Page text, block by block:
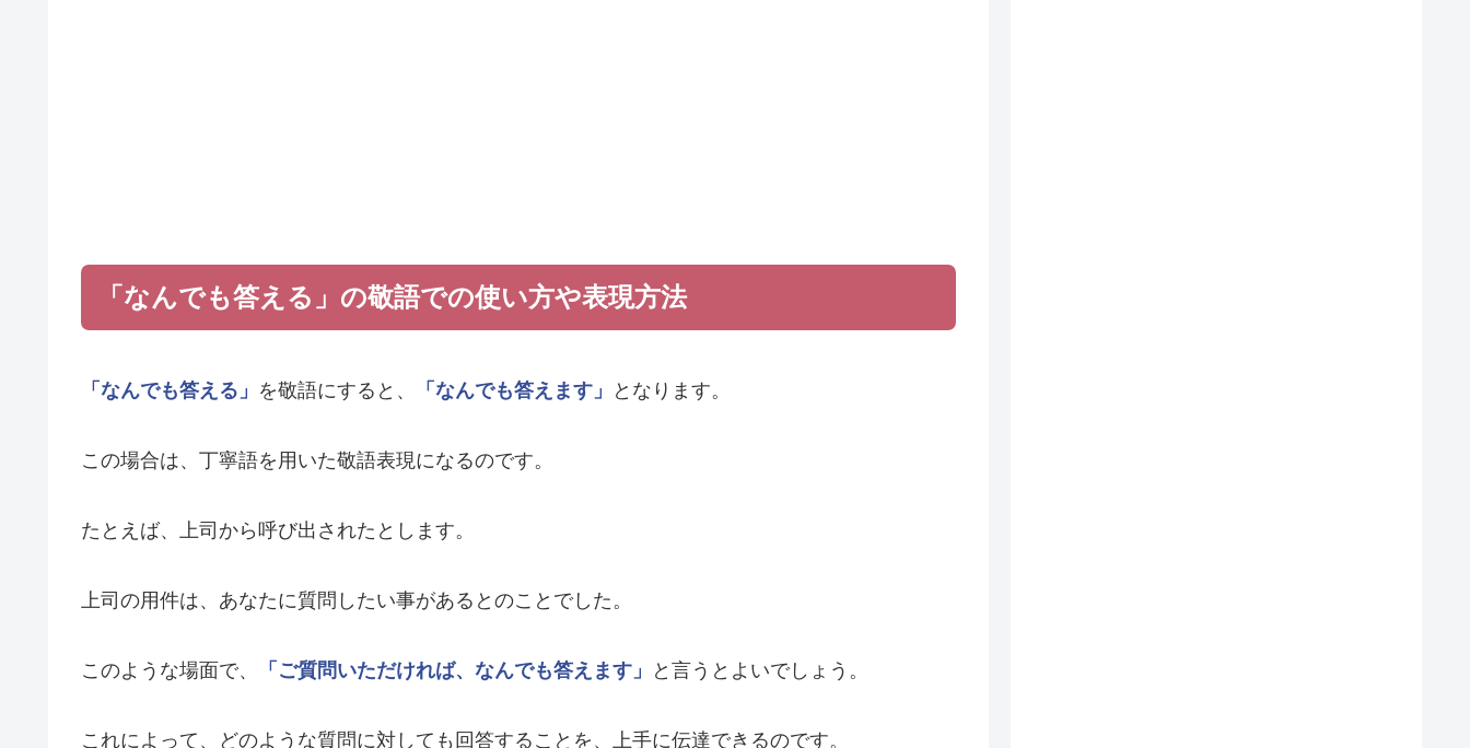
「なんでも答える」の敬語での使い方や表現方法
「なんでも答える」 を敬語にすると、 「なんでも答えます」 となります。
この場合は、丁寧語を用いた敬語表現になるのです。
たとえば、上司から呼び出されたとします。
上司の用件は、あなたに質問したい事があるとのことでした。
このような場面で、 「ご質問いただければ、なんでも答えます」 と言うとよいでしょう。
これによって、どのような質問に対しても回答することを、上手に伝達できるのです。